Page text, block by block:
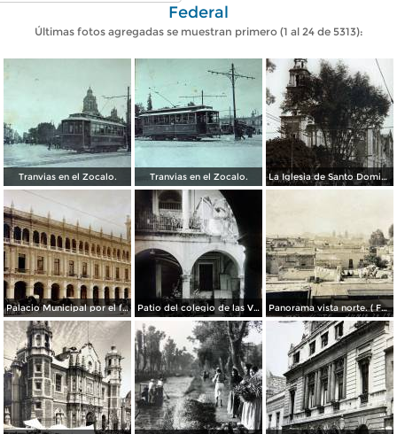
Federal
Últimas fotos agregadas se muestran primero (1 al 24 de 5313):
Tranvias en el Zocalo. Tranvias en el Zocalo. La Iglesia de Santo Domingo.
Palacio Municipal por el fotografo Hugo Brehme.. Patio del colegio de las Vizcainas por el fotografo Hugo Brehme. Panorama vista norte. ( Fechada el 20 de Junio de 1905 ).